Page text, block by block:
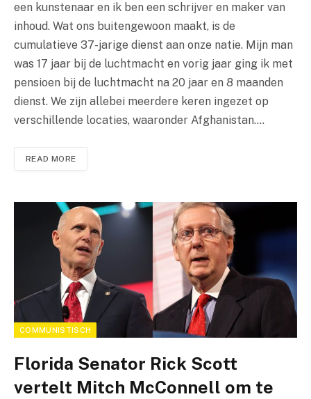
een kunstenaar en ik ben een schrijver en maker van
inhoud. Wat ons buitengewoon maakt, is de
cumulatieve 37-jarige dienst aan onze natie. Mijn man
was 17 jaar bij de luchtmacht en vorig jaar ging ik met
pensioen bij de luchtmacht na 20 jaar en 8 maanden
dienst. We zijn allebei meerdere keren ingezet op
verschillende locaties, waaronder Afghanistan.…
READ MORE
COMMUNISTISCH
Florida Senator Rick Scott
vertelt Mitch McConnell om te